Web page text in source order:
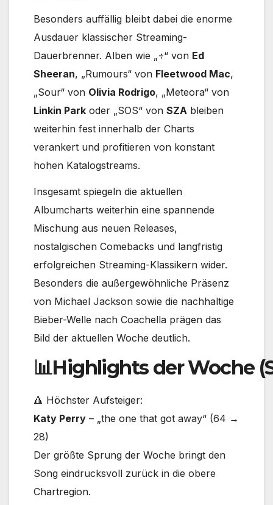
Besonders auffällig bleibt dabei die enorme
Ausdauer klassischer Streaming-
Dauerbrenner. Alben wie „÷“ von Ed
Sheeran, „Rumours“ von Fleetwood Mac,
„Sour“ von Olivia Rodrigo, „Meteora“ von
Linkin Park oder „SOS“ von SZA bleiben
weiterhin fest innerhalb der Charts
verankert und profitieren von konstant
hohen Katalogstreams.
Insgesamt spiegeln die aktuellen
Albumcharts weiterhin eine spannende
Mischung aus neuen Releases,
nostalgischen Comebacks und langfristig
erfolgreichen Streaming-Klassikern wider.
Besonders die außergewöhnliche Präsenz
von Michael Jackson sowie die nachhaltige
Bieber-Welle nach Coachella prägen das
Bild der aktuellen Woche deutlich.
📊Highlights der Woche
🔺 Höchster Aufsteiger:
Katy Perry – „the one that got away“ (64 →
28)
Der größte Sprung der Woche bringt den
Song eindrucksvoll zurück in die obere
Chartregion.